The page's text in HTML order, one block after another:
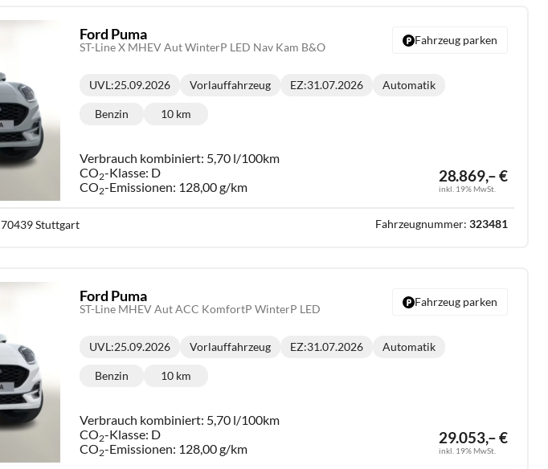
Ford Puma
ST-Line X MHEV Aut WinterP LED Nav Kam B&O
28.869,– €
inkl. 19% MwSt.
Lieferzeit:
UVL:25.09.2026 Vorlauffahrzeug EZ:31.07.2026
Getriebe:
Automatik
Kraftstoff:
Benzin
Kilometerstand:
10 km
Verbrauch kombiniert: 5,70 l/100km
CO2-Klasse: D
CO2-Emissionen: 128,00 g/km
Fahrzeug parken
70439 Stuttgart Fahrzeugnummer: 323481
Ford Puma
ST-Line MHEV Aut ACC KomfortP WinterP LED
29.053,– €
inkl. 19% MwSt.
Lieferzeit:
UVL:25.09.2026 Vorlauffahrzeug EZ:31.07.2026
Getriebe:
Automatik
Kraftstoff:
Benzin
Kilometerstand:
10 km
Verbrauch kombiniert: 5,70 l/100km
CO2-Klasse: D
CO2-Emissionen: 128,00 g/km
Fahrzeug parken